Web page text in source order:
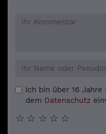
Ich bin über 16
dem Datenschutz
☆
☆
☆
☆
☆